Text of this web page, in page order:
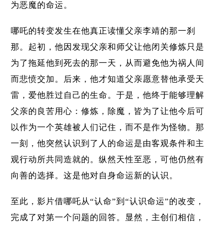
为恶魔的命运。
哪吒的转变发生在他真正读懂父亲李靖的那一刹
那。起初，他因发现父亲和师父让他闭关修炼只是
为了拖延他到死去的那一天，从而避免他为祸人间
而悲愤交加。后来，他才知道父亲愿意替他承受天
雷，爱他胜过自己的生命。于是，他终于能够理解
父亲的良苦用心：修炼，除魔，皆为了让他今后可
以作为一个英雄被人们记住，而不是作为怪物。那
一刻，他突然认识到了人的命运是由客观条件和主
观行动所共同造就的。纵然天性至恶，可他仍然有
向善的选择。这是他对自身命运新的认识。
至此，影片借哪吒从“认命”到“认识命运”的改变，
完成了对第一个问题的回答。显然，主创们相信，